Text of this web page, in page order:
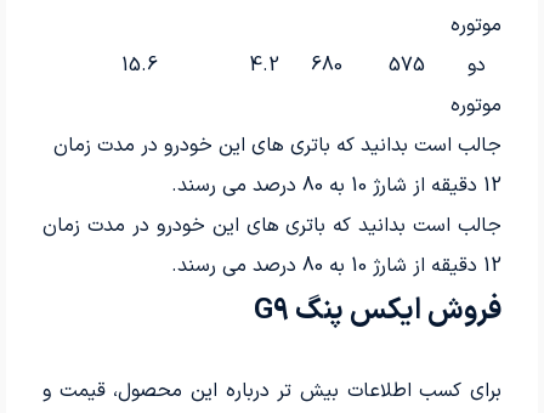
موتوره
دو
موتوره
575
680
4.2
15.6
جالب است بدانید که باتری های این خودرو در مدت زمان
12 دقیقه از شارژ 10 به 80 درصد می رسند.
جالب است بدانید که باتری های این خودرو در مدت زمان
12 دقیقه از شارژ 10 به 80 درصد می رسند.
فروش ایکس پنگ G9
برای کسب اطلاعات بیش تر درباره این محصول، قیمت و